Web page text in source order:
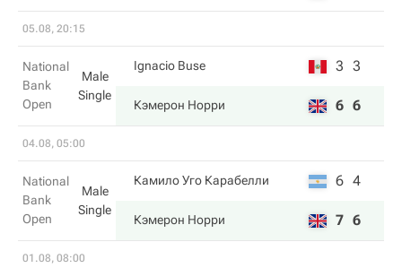
05.08, 20:15
National
Bank
Open
Male
Single
Ignacio Buse 3 3
Кэмерон Норри 6 6
04.08, 05:00
National
Bank
Open
Male
Single
Камило Уго Карабелли 6 4
Кэмерон Норри 7 6
01.08, 08:00